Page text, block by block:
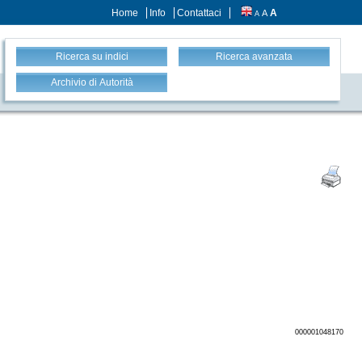
Home Info Contattaci A A A
Ricerca su indici Ricerca avanzata
Archivio di Autorità